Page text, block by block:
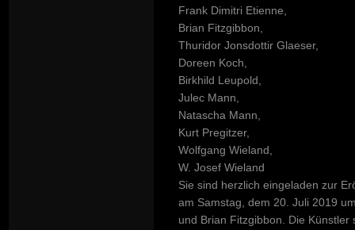
Frank Dimitri Etienne,
Brian Fitzgibbon,
Thuridor Jonsdottir Glaeser,
Doreen Koch,
Birkhild Leupold,
Julec Mann,
Natascha Mann,
Kurt Pregitzer,
Wolfgang Wieland,
W. Josef Wieland
Sie sind herzlich eingeladen zur
am Samstag, dem 20. Juli 2019
und Brian Fitzgibbon. Die Künstler